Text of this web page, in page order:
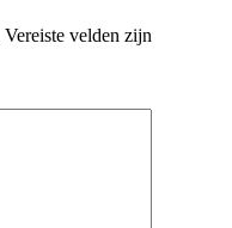
Vereiste velden zijn